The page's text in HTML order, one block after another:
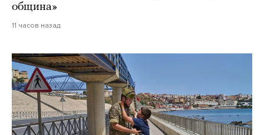
община»
11 часов назад